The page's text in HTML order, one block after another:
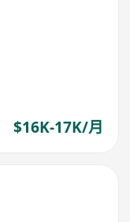
$16K-17K/月